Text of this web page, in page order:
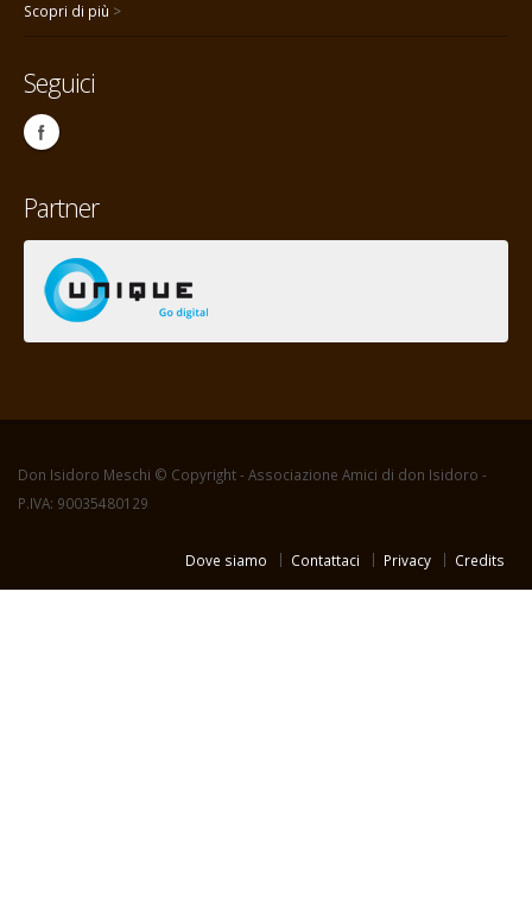
Scopri di più >
Seguici
Partner
Don Isidoro Meschi © Copyright - Associazione Amici di don Isidoro -
P.IVA: 90035480129
Dove siamo Contattaci Privacy Credits